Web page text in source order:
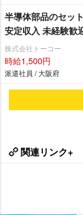
半導体部品のセッ
安定収入 未経験歓
株式会社トーコー
時給1,500円
派遣社員 / 大阪府
関連リンク+